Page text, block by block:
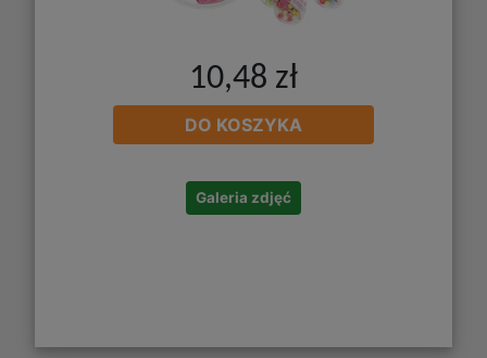
10,48 zł
DO KOSZYKA
Galeria zdjęć